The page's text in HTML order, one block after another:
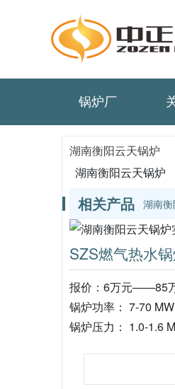
锅炉厂
湖南衡阳云天锅炉
湖南衡阳云天锅炉
相关产品 湖南
SZS燃气热水
报价：6万元——85
锅炉功率： 7-70 MW
锅炉压力： 1.0-1.6